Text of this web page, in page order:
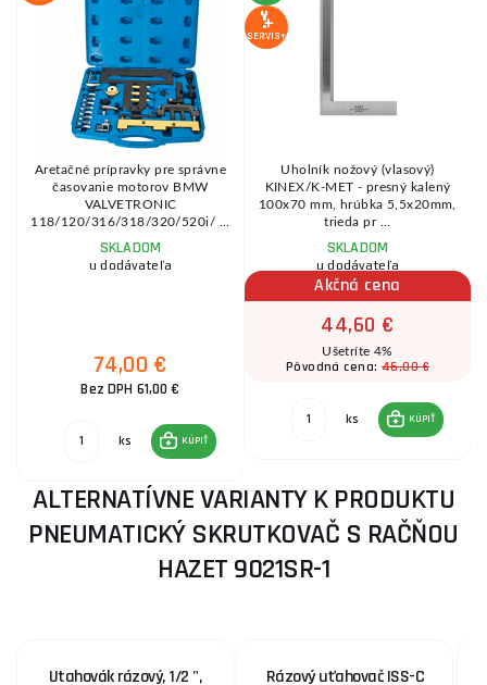
Aretačné prípravky pre správne
časovanie motorov BMW
VALVETRONIC
118/120/316/318/320/520i/ ...
SKLADOM
u dodávateľa
74,00 €
Bez DPH 61,00 €
ks KÚPIŤ
SERVIS+
Uholník nožový (vlasový)
KINEX/K-MET - presný kalený
100x70 mm, hrúbka 5,5x20mm,
trieda pr ...
SKLADOM
u dodávateľa
Akčná cena
44,60 €
Ušetríte 4%
Pôvodná cena:46,00 €
ks KÚPIŤ
ALTERNATÍVNE VARIANTY K PRODUKTU
PNEUMATICKÝ SKRUTKOVAČ S RAČŇOU
HAZET 9021SR-1
Utahovák rázový, 1/2 ", Rázový uťahovač ISS-C